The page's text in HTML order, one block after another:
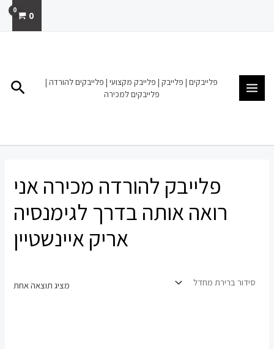
0
פלייבקים | פלייבק | פלייבק מקצועי | פלייבקים להורדה |
פלייבקים למכירה
פלייבק להורדה מכירה אני
רואה אותה בדרך לגימנסיה
אריק איינשטיין
מציג תוצאה אחת